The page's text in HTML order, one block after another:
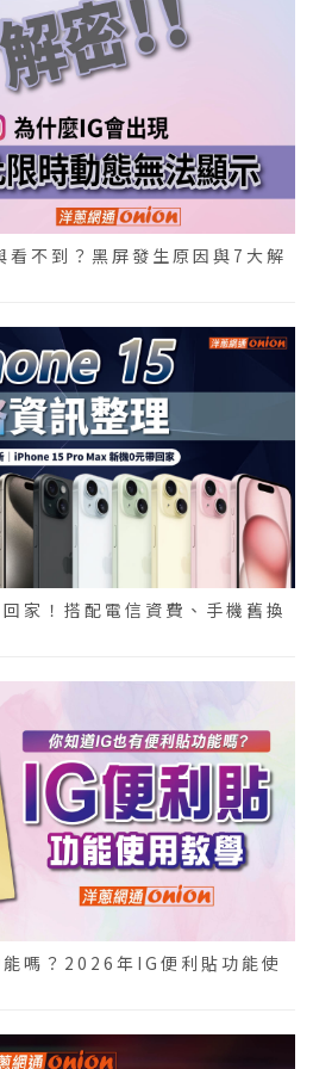
不到？黑屏發生原因與7大解
家！搭配電信資費、手機舊換
嗎？2026年IG便利貼功能使